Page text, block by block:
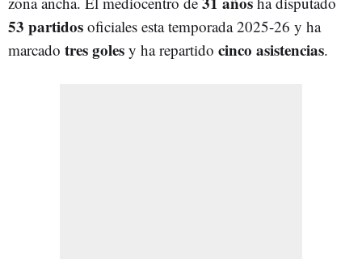
53 partidos oficiales esta temporada 2025-26 y ha
marcado tres goles y ha repartido cinco asistencias.